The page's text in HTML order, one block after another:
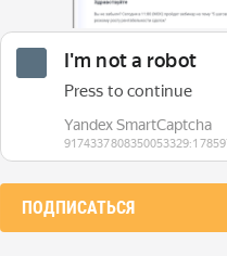
ПОДПИСАТЬСЯ